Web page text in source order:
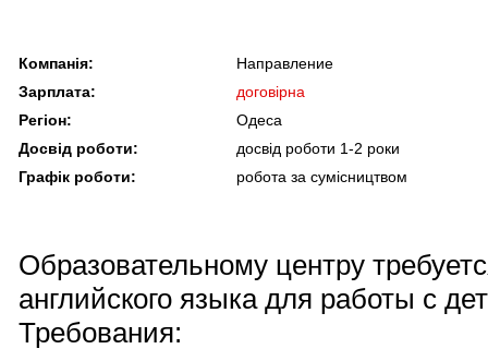
Компанія:
Направление
Зарплата:
договірна
Регіон:
Одеса
Досвід роботи:
досвід роботи 1-2 роки
Графік роботи:
робота за сумісництвом
Образовательному центру
английского языка для работы с
Требования: